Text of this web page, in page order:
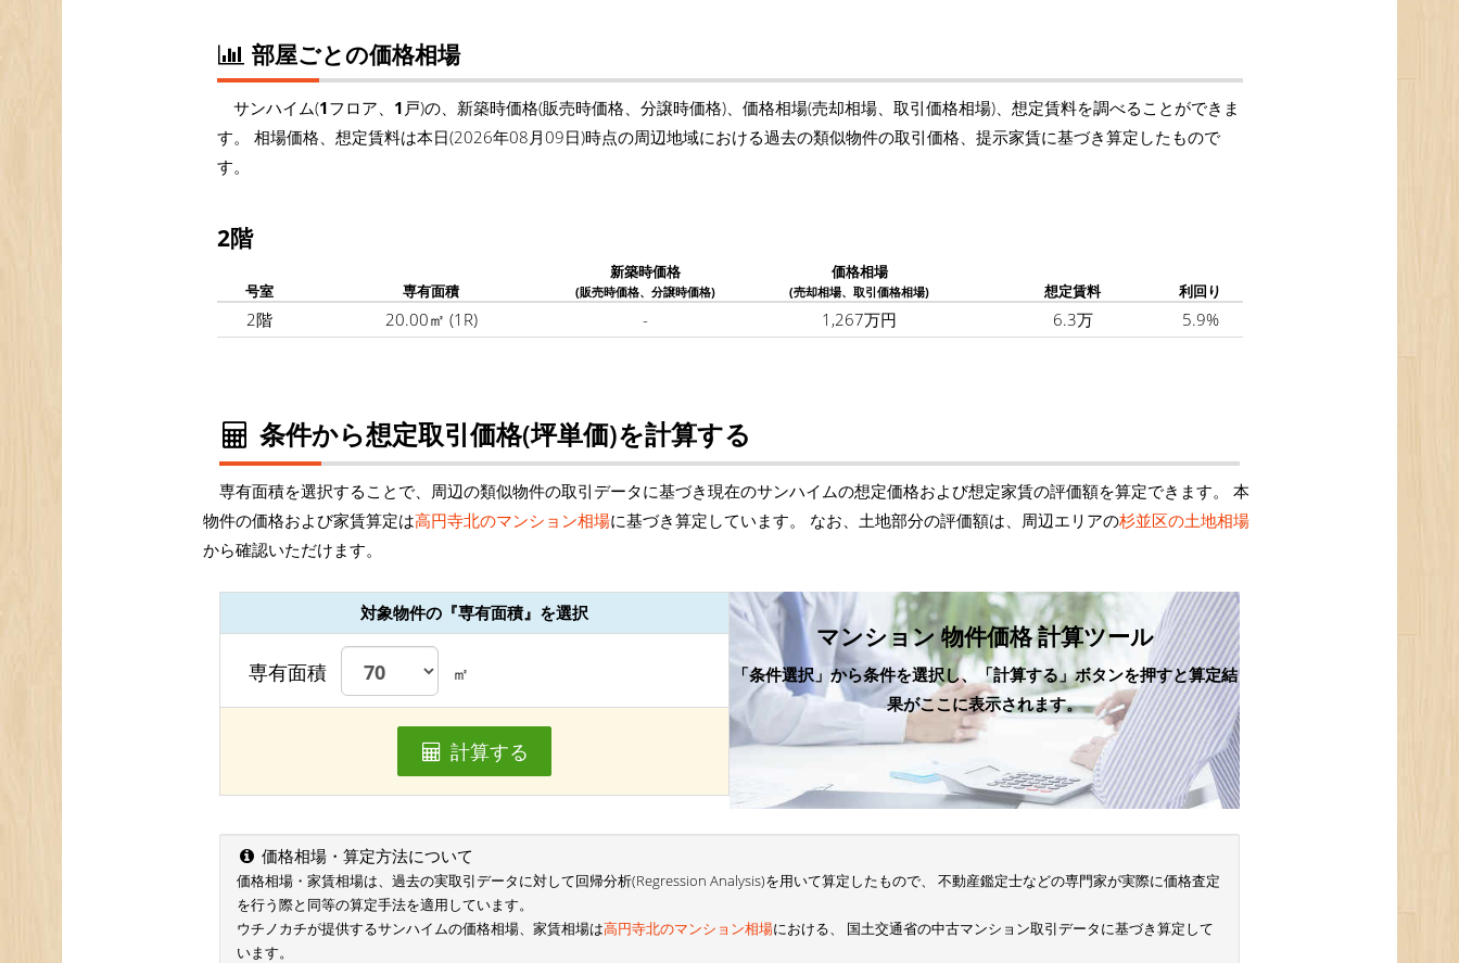
部屋ごとの価格相場
サンハイム(1フロア、 1 戸)の、新築時価格(販売時価格、分譲時価格)、価格相場(売却相場、取引価格相場)、想定賃料を調べることができま
す。 相場価格、想定賃料は本日(2026年08月09日)時点の周辺地域における過去の類似物件の取引価格、提示家賃に基づき算定したもので
す。
2階
号室 専有面積
新築時価格
(販売時価格、分譲時価格)
価格相場
(売却相場、取引価格相場) 想定賃料 利回り
2階 20.00㎡ (1R) - 1,267万円 6.3万 5.9%
条件から想定取引価格(坪単価)を計算する
専有面積を選択することで、周辺の類似物件の取引データに基づき現在のサンハイムの想定価格および想定家賃の評価額を算定できます。 本
物件の価格および家賃算定は高円寺北のマンション相場に基づき算定しています。 なお、土地部分の評価額は、周辺エリアの杉並区の土地相場
から確認いただけます。
対象物件の『専有面積』を選択
専有面積 ㎡
計算する
マンション 物件価格 計算ツール
「条件選択」から条件を選択し、「計算する」ボタンを押すと算定結
果がここに表示されます。
価格相場・算定方法について
価格相場・家賃相場は、過去の実取引データに対して回帰分析(Regression Analysis)を用いて算定したもので、 不動産鑑定士などの専門家が実際に価格査定
を行う際と同等の算定手法を適用しています。
ウチノカチが提供するサンハイムの価格相場、家賃相場は高円寺北のマンション相場における、 国土交通省の中古マンション取引データに基づき算定して
います。